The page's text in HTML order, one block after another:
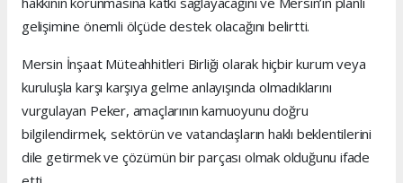
gelişimine önemli ölçüde destek olacağını belirtti.
Mersin İnşaat Müteahhitleri Birliği olarak hiçbir kurum veya
kuruluşla karşı karşıya gelme anlayışında olmadıklarını
vurgulayan Peker, amaçlarının kamuoyunu doğru
bilgilendirmek, sektörün ve vatandaşların haklı beklentilerini
dile getirmek ve çözümün bir parçası olmak olduğunu ifade